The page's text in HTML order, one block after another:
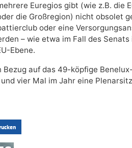
Euregios gibt (wie z.B. die
die Großregion) nicht obsolet
oder eine
– wie etwa im Fall des Senats
Ebene.
auf das 49-köpfige
vier Mal im Jahr eine